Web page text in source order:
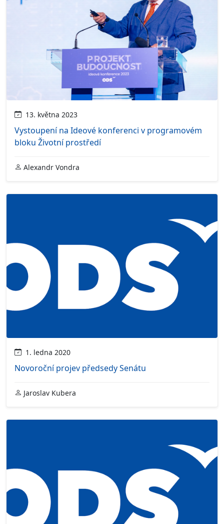
13. května 2023
Vystoupení na Ideové konferenci v programovém
bloku Životní prostředí
Alexandr Vondra
1. ledna 2020
Novoroční projev předsedy Senátu
Jaroslav Kubera